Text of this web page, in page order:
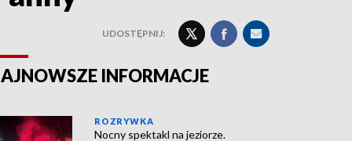
UDOSTĘPNIJ:
INFORMACJE
ROZRYWKA
Nocny spektakl na jeziorze.